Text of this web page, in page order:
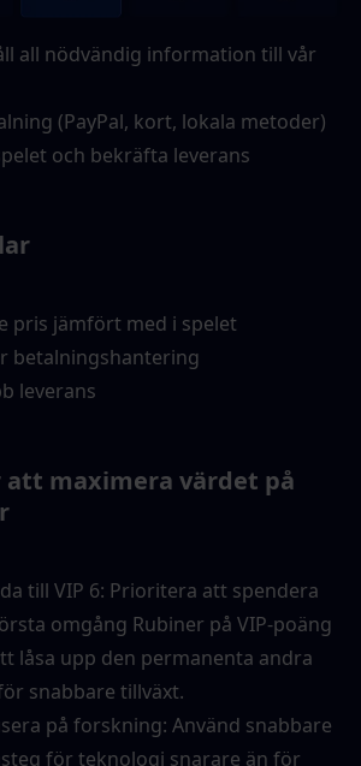
all nödvändig information till vår
(PayPal, kort, lokala metoder)
och bekräfta leverans
pris jämfört med i spelet
betalningshantering
leverans
att maximera värdet på
till VIP 6: Prioritera att spendera
omgång Rubiner på VIP-poäng
låsa upp den permanenta andra
snabbare tillväxt.
på forskning: Använd snabbare
för teknologi snarare än för